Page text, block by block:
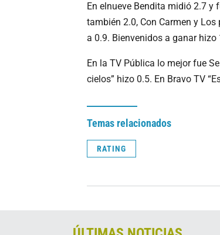
En elnueve Bendita midió 2.7 y
también 2.0, Con Carmen y
a 0.9. Bienvenidos a ganar hizo
En la TV Pública lo mejor fue
cielos” hizo 0.5. En Bravo TV
Temas relacionados
RATING